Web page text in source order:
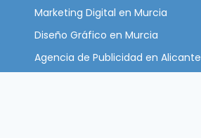
Marketing Digital en Murcia
Diseño Gráfico en Murcia
Agencia de Publicidad en Alicante